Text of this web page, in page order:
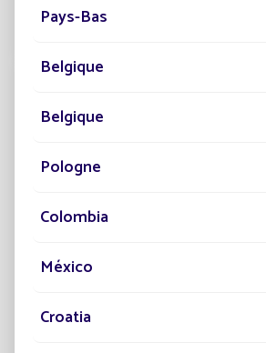
19/10/2023
Raison n° 3 : le
Pays-Bas
Belgique
Belgique
Pologne
Colombia
México
Croatia